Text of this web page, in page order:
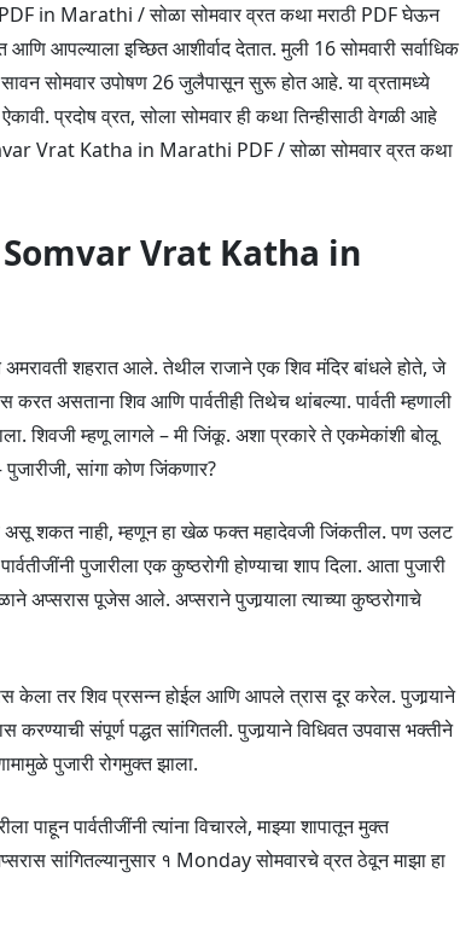
in Marathi / सोळा सोमवार व्रत कथा मराठी PDF घेऊन
आपल्याला इच्छित आशीर्वाद देतात. मुली 16 सोमवारी सर्वाधिक
सोमवार उपोषण 26 जुलैपासून सुरू होत आहे. या व्रतामध्ये
प्रदोष व्रत, सोला सोमवार ही कथा तिन्हीसाठी वेगळी आहे
Vrat Katha in Marathi PDF / सोळा सोमवार व्रत कथा
Somvar Vrat Katha in
अमरावती शहरात आले. तेथील राजाने एक शिव मंदिर बांधले होते, जे
असताना शिव आणि पार्वतीही तिथेच थांबल्या. पार्वती म्हणाली
शिवजी म्हणू लागले – मी जिंकू. अशा प्रकारे ते एकमेकांशी बोलू
सांगा कोण जिंकणार?
असू शकत नाही, म्हणून हा खेळ फक्त महादेवजी जिंकतील. पण उलट
पुजारीला एक कुष्ठरोगी होण्याचा शाप दिला. आता पुजारी
अप्सरास पूजेस आले. अप्सराने पुजार्‍याला त्याच्या कुष्ठरोगाचे
केला तर शिव प्रसन्न होईल आणि आपले त्रास दूर करेल. पुजार्‍याने
संपूर्ण पद्धत सांगितली. पुजार्‍याने विधिवत उपवास भक्तीने
पुजारी रोगमुक्त झाला.
पाहून पार्वतीजींनी त्यांना विचारले, माझ्या शापातून मुक्त
सांगितल्यानुसार १ Monday सोमवारचे व्रत ठेवून माझा हा